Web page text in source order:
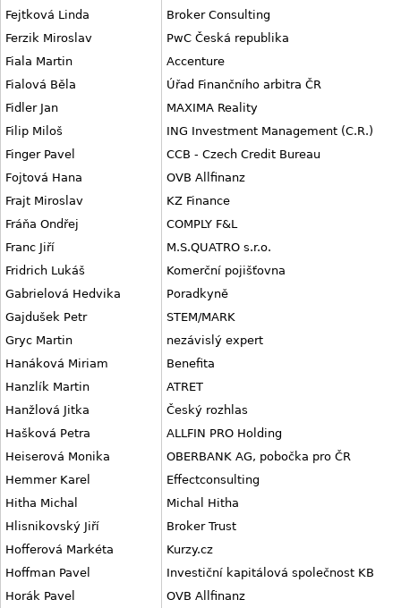
Fejtková Linda
Broker Consulting
Ferzik Miroslav
PwC Česká republika
Fiala Martin
Accenture
Fialová Běla
Úřad Finančního arbitra ČR
Fidler Jan
MAXIMA Reality
Filip Miloš
ING Investment Management (C.R.)
Finger Pavel
CCB - Czech Credit Bureau
Fojtová Hana
OVB Allfinanz
Frajt Miroslav
KZ Finance
Fráňa Ondřej
COMPLY F&L
Franc Jiří
M.S.QUATRO s.r.o.
Fridrich Lukáš
Komerční pojišťovna
Gabrielová Hedvika
Poradkyně
Gajdušek Petr
STEM/MARK
Gryc Martin
nezávislý expert
Hanáková Miriam
Benefita
Hanzlík Martin
ATRET
Hanžlová Jitka
Český rozhlas
Hašková Petra
ALLFIN PRO Holding
Heiserová Monika
OBERBANK AG, pobočka pro ČR
Hemmer Karel
Effectconsulting
Hitha Michal
Michal Hitha
Hlisnikovský Jiří
Broker Trust
Hofferová Markéta
Kurzy.cz
Hoffman Pavel
Investiční kapitálová společnost KB
Horák Pavel
OVB Allfinanz